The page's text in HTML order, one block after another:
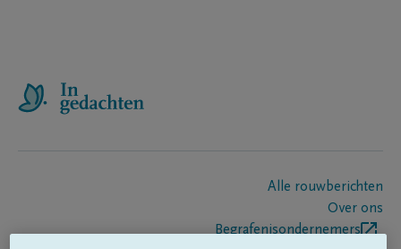
Alle rouwberichten
Over ons
Begrafenisondernemers